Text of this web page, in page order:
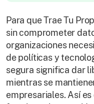
Para que Trae Tu
sin comprometer
organizaciones
de políticas y
segura significa dar
mientras se
empresariales. Así